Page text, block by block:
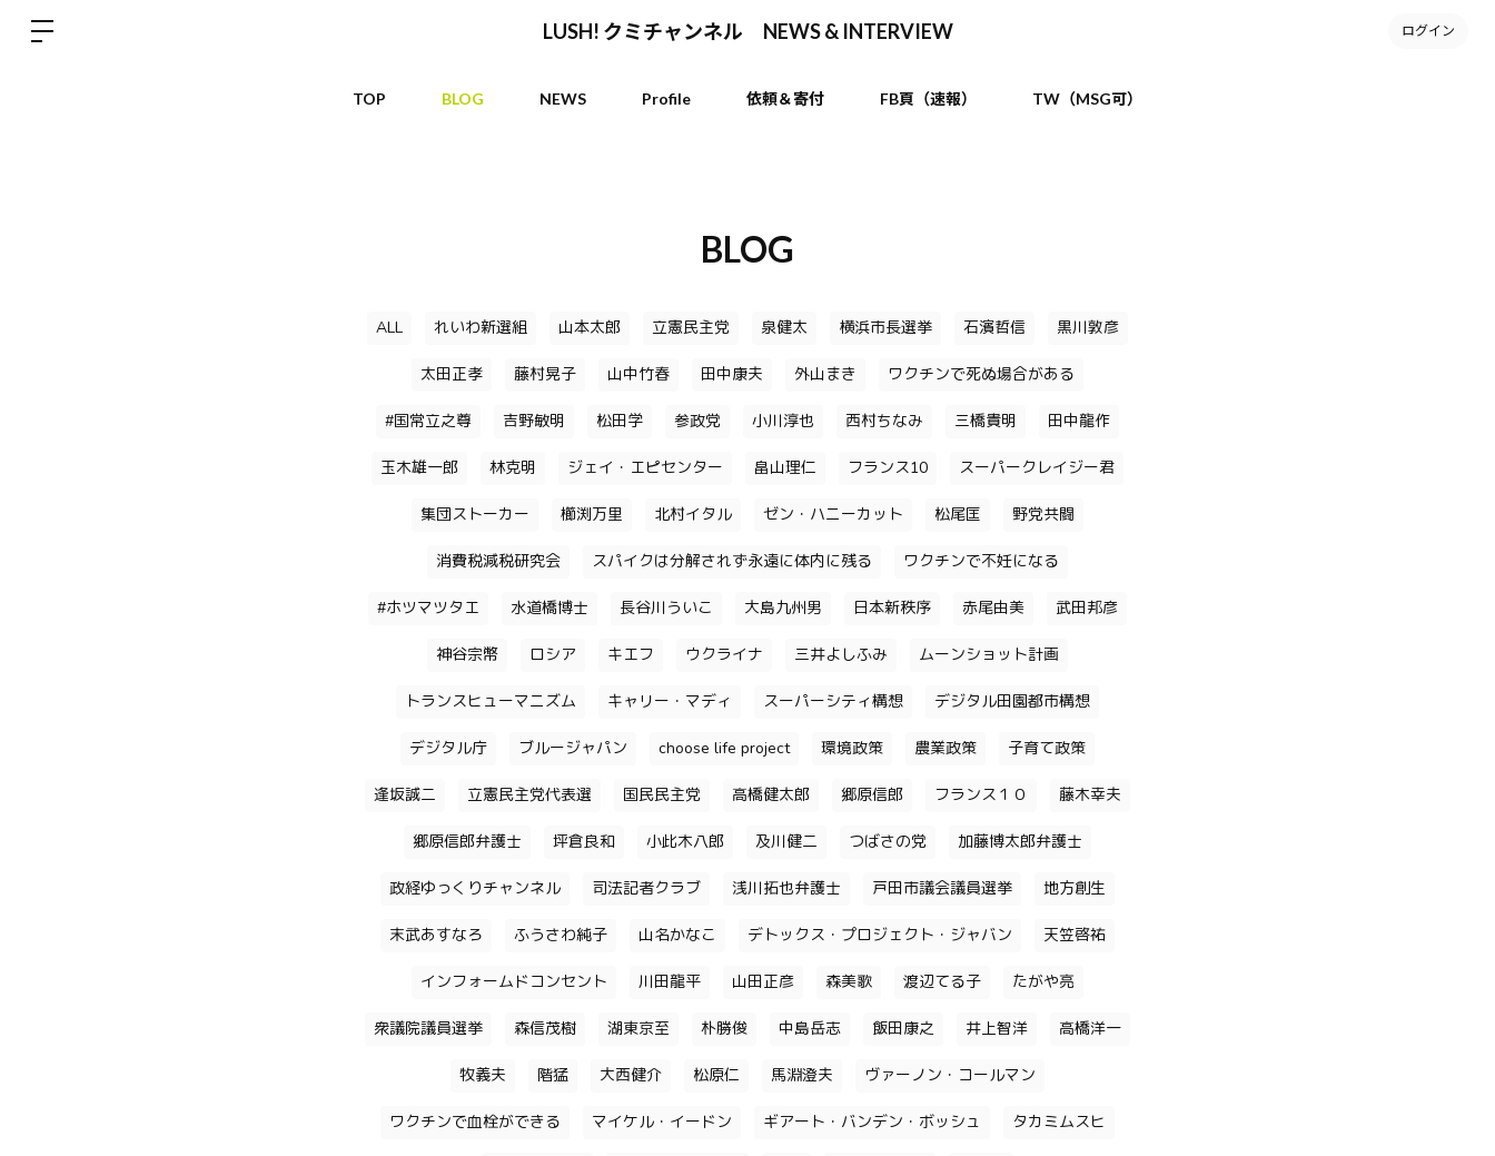
LUSH! クミチャンネル NEWS & INTERVIEW ログイン
TOP BLOG NEWS Profile 依頼＆寄付 FB頁（速報） TW（MSG可）
BLOG
ALL れいわ新選組 山本太郎 立憲民主党 泉健太 横浜市長選挙 石濱哲信 黒川敦彦
太田正孝 藤村晃子 山中竹春 田中康夫 外山まき ワクチンで死ぬ場合がある
#国常立之尊 吉野敏明 松田学 参政党 小川淳也 西村ちなみ 三橋貴明 田中龍作
玉木雄一郎 林克明 ジェイ・エピセンター 畠山理仁 フランス10 スーパークレイジー君
集団ストーカー 櫛渕万里 北村イタル ゼン・ハニーカット 松尾匡 野党共闘
消費税減税研究会 スパイクは分解されず永遠に体内に残る ワクチンで不妊になる
#ホツマツタエ 水道橋博士 長谷川ういこ 大島九州男 日本新秩序 赤尾由美 武田邦彦
神谷宗幣 ロシア キエフ ウクライナ 三井よしふみ ムーンショット計画
トランスヒューマニズム キャリー・マディ スーパーシティ構想 デジタル田園都市構想
デジタル庁 ブルージャパン choose life project 環境政策 農業政策 子育て政策
逢坂誠二 立憲民主党代表選 国民民主党 高橋健太郎 郷原信郎 フランス１０ 藤木幸夫
郷原信郎弁護士 坪倉良和 小此木八郎 及川健二 つばさの党 加藤博太郎弁護士
政経ゆっくりチャンネル 司法記者クラブ 浅川拓也弁護士 戸田市議会議員選挙 地方創生
末武あすなろ ふうさわ純子 山名かなこ デトックス・プロジェクト・ジャバン 天笠啓祐
インフォームドコンセント 川田龍平 山田正彦 森美歌 渡辺てる子 たがや亮
衆議院議員選挙 森信茂樹 湖東京至 朴勝俊 中島岳志 飯田康之 井上智洋 高橋洋一
牧義夫 階猛 大西健介 松原仁 馬淵澄夫 ヴァーノン・コールマン
ワクチンで血栓ができる マイケル・イードン ギアート・バンデン・ボッシュ タカミムスヒ